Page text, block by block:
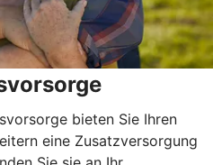
bieten Sie Ihren
eine Zusatzversorgung